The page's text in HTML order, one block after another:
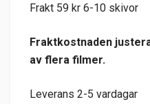
Frakt 59 kr 6-10 skivor
Fraktkostnaden
av flera filmer.
Leverans 2-5 vardagar